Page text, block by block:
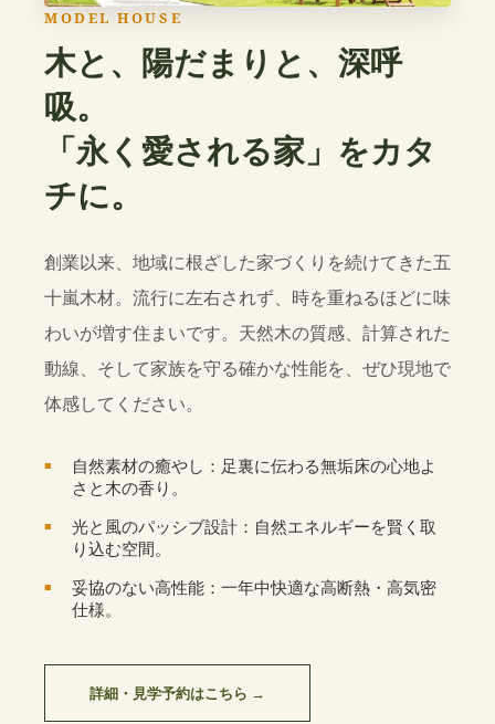
MODEL HOUSE
木と、陽だまりと、深呼
吸。
「永く愛される家」をカタ
チに。
創業以来、地域に根ざした家づくりを続けてきた五
十嵐木材。流行に左右されず、時を重ねるほどに味
わいが増す住まいです。天然木の質感、計算された
動線、そして家族を守る確かな性能を、ぜひ現地で
体感してください。
自然素材の癒やし：足裏に伝わる無垢床の心地よ
さと木の香り。
光と風のパッシブ設計：自然エネルギーを賢く取
り込む空間。
妥協のない高性能：一年中快適な高断熱・高気密
仕様。
詳細・見学予約はこちら →